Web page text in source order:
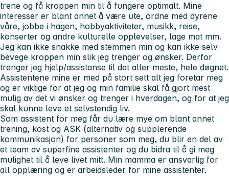
trene og få kroppen min til å fungere optimalt. Mine
interesser er blant annet å være ute, ordne med dyrene
våre, jobbe i hagen, hobbyaktiviteter, musikk, reise,
konserter og andre kulturelle opplevelser, lage mat mm.
Jeg kan ikke snakke med stemmen min og kan ikke selv
bevege kroppen min slik jeg trenger og ønsker. Derfor
trenger jeg hjelp/assistanse til det aller meste, hele døgnet.
Assistentene mine er med på stort sett alt jeg foretar meg
og er viktige for at jeg og min familie skal få gjort mest
mulig av det vi ønsker og trenger i hverdagen, og for at jeg
skal kunne leve et selvstendig liv.
Som assistent for meg får du lære mye om blant annet
trening, kost og ASK (alternativ og supplerende
kommunikasjon) for personer som meg, du blir en del av
et team av superfine assistenter og du bidra til å gi meg
mulighet til å leve livet mitt. Min mamma er ansvarlig for
all opplæring og er arbeidsleder for mine assistenter.